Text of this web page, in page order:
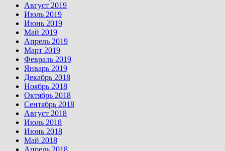
Август 2019
Июль 2019
Июнь 2019
Май 2019
Апрель 2019
Март 2019
Февраль 2019
Январь 2019
Декабрь 2018
Ноябрь 2018
Октябрь 2018
Сентябрь 2018
Август 2018
Июль 2018
Июнь 2018
Май 2018
Апрель 2018